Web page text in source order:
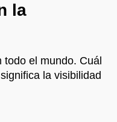
la
el mundo. Cuál
la visibilidad